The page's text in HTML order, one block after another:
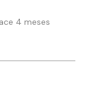
4 meses